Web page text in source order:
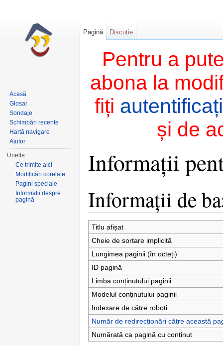
Pentru a
abona la
fiți autentificați
și de
Informații
Informații de
Titlu afișat
Cheie de sortare implicită
Lungimea paginii (în octeți)
ID pagină
Limba conținutului paginii
Modelul conținutului paginii
Indexare de către roboți
Număr de redirecționări către această
Numărată ca pagină cu conținut
Pagină Discuție
Acasă
Glosar
Sondaje
Schimbări recente
Hartă navigare
Ajutor
Unelte
Ce trimite aici
Modificări corelate
Pagini speciale
Informații despre
pagină